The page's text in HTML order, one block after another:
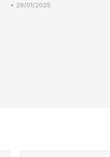
hạng5 5
sao• 29/01/2025